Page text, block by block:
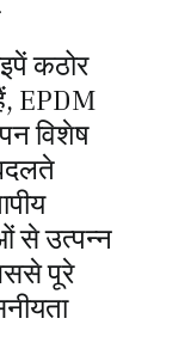
कठोर
EPDM
विशेष
से उत्पन्न
पूरे